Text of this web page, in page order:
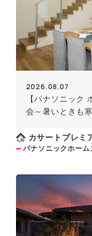
2026.08.07
【パナソニック
会～暑いときも
カサートプレミ
パナソニックホーム